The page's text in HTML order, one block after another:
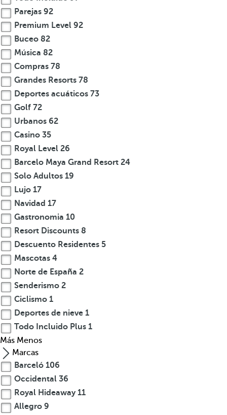
Parejas 92
Premium Level 92
Buceo 82
Música 82
Compras 78
Grandes Resorts 78
Deportes acuáticos 73
Golf 72
Urbanos 62
Casino 35
Royal Level 26
Barcelo Maya Grand Resort 24
Solo Adultos 19
Lujo 17
Navidad 17
Gastronomia 10
Resort Discounts 8
Descuento Residentes 5
Mascotas 4
Norte de España 2
Senderismo 2
Ciclismo 1
Deportes de nieve 1
Todo Incluido Plus 1
Más Menos
Marcas
Barceló 106
Occidental 36
Royal Hideaway11
Allegro 9